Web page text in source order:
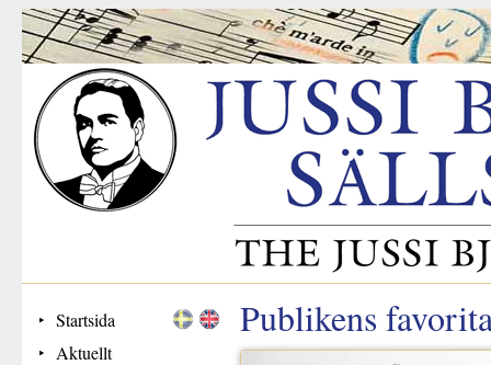
Startsida
Aktuellt
Publikens